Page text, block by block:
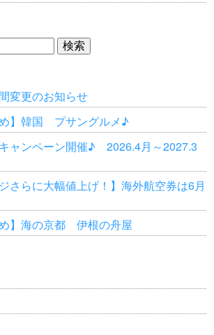
変更のお知らせ
め】韓国 プサングルメ♪
ャンペーン開催♪ 2026.4月～2027.3
さらに大幅値上げ！】海外航空券は6月
め】海の京都 伊根の舟屋